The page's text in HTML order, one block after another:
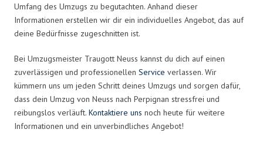
Umfang des Umzugs zu begutachten. Anhand dieser
Informationen erstellen wir dir ein individuelles Angebot, das auf
deine Bedürfnisse zugeschnitten ist.
Bei Umzugsmeister Traugott Neuss kannst du dich auf einen
zuverlässigen und professionellen Service verlassen. Wir
kümmern uns um jeden Schritt deines Umzugs und sorgen dafür,
dass dein Umzug von Neuss nach Perpignan stressfrei und
reibungslos verläuft. Kontaktiere uns noch heute für weitere
Informationen und ein unverbindliches Angebot!